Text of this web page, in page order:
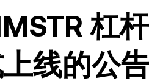
杠
线的公